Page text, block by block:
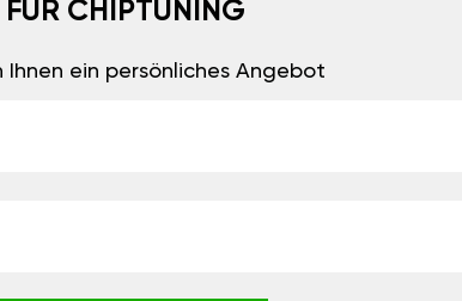
CHIPTUNING
Ihnen ein persönliches Angebot